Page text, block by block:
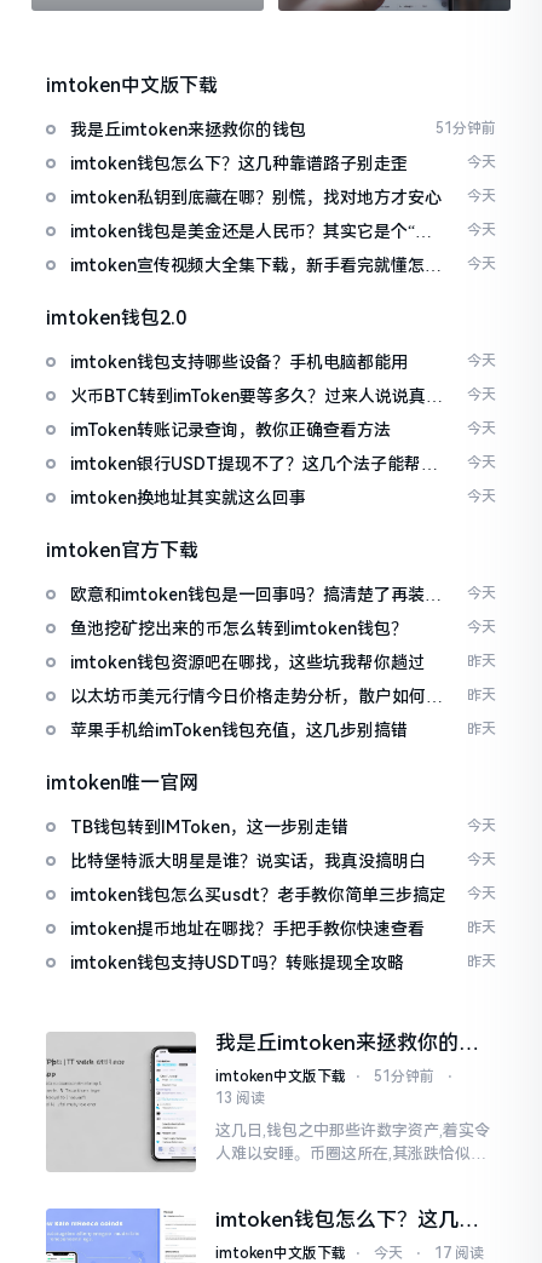
imtoken中文版下载
我是丘imtoken来拯救你的钱包 51分钟前
imtoken钱包怎么下？这几种靠谱路子别走歪 今天
imtoken私钥到底藏在哪？别慌，找对地方才安心 今天
imtoken钱包是美金还是人民币？其实它是个“多
面手”
今天
imtoken宣传视频大全集下载，新手看完就懂怎么
今天
imtoken钱包2.0
imtoken钱包支持哪些设备？手机电脑都能用 今天
火币BTC转到imToken要等多久？过来人说说真实
情况
今天
imToken转账记录查询，教你正确查看方法 今天
imtoken银行USDT提现不了？这几个法子能帮你
搞定
今天
imtoken换地址其实就这么回事 今天
imtoken官方下载
欧意和imtoken钱包是一回事吗？搞清楚了再装钱
包
今天
鱼池挖矿挖出来的币怎么转到imtoken钱包？ 今天
imtoken钱包资源吧在哪找，这些坑我帮你趟过 昨天
以太坊币美元行情今日价格走势分析，散户如何避
免追涨杀跌被套牢
昨天
苹果手机给imToken钱包充值，这几步别搞错 昨天
imtoken唯一官网
TB钱包转到IMToken，这一步别走错 今天
比特堡特派大明星是谁？说实话，我真没搞明白 今天
imtoken钱包怎么买usdt？老手教你简单三步搞定 今天
imtoken提币地址在哪找？手把手教你快速查看 昨天
imtoken钱包支持USDT吗？转账提现全攻略 昨天
我是丘imtoken来拯救你的钱
包
imtoken中文版下载 ⋅ 51分钟前
⋅
13 阅读
这几日,钱包之中那些许数字资产,着实令
人难以安睡。币圈这所在,其涨跌恰似翻
堆币
imtoken钱包怎么下？这几种
靠谱路子别走歪
imtoken中文版下载 ⋅ 今天 ⋅ 17 阅读